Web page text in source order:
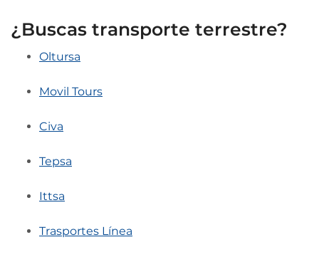
¿Buscas transporte terrestre?
Oltursa
Movil Tours
Civa
Tepsa
Ittsa
Trasportes Línea